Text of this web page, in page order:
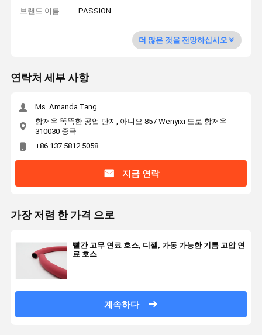
브랜드 이름 PASSION
더 많은 것을 전망하십시오
연락처 세부 사항
Ms. Amanda Tang
항저우 똑똑한 공업 단지, 아니오 857 Wenyixi 도로 항저우
310030 중국
+86 137 5812 5058
지금 연락
가장 저렴 한 가격 으로
빨간 고무 연료 호스, 디젤, 가동 가능한 기름 고압 연
료 호스
계속하다